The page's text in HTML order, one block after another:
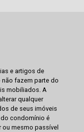
e artigos de
fazem parte do
mobiliados. A
qualquer
de seus imóveis
do condomínio é
mesmo passível